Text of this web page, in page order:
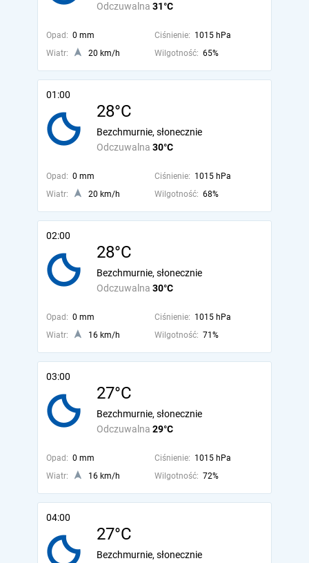
Odczuwalna 31°C
Opad: 0 mm Ciśnienie: 1015 hPa
Wiatr:
20 km/h Wilgotność: 65%
01:00
28°C
Odczuwalna 30°C
Bezchmurnie, słonecznie
Opad: 0 mm Ciśnienie: 1015 hPa
Wiatr:
20 km/h Wilgotność: 68%
02:00
28°C
Odczuwalna 30°C
Bezchmurnie, słonecznie
Opad: 0 mm Ciśnienie: 1015 hPa
Wiatr:
16 km/h Wilgotność: 71%
03:00
27°C
Odczuwalna 29°C
Bezchmurnie, słonecznie
Opad: 0 mm Ciśnienie: 1015 hPa
Wiatr:
16 km/h Wilgotność: 72%
04:00
27°C
Bezchmurnie, słonecznie